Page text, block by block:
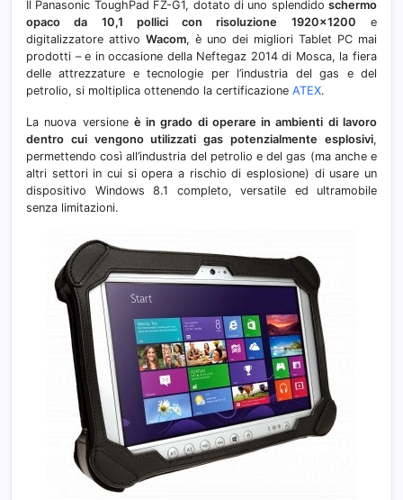
Il Panasonic ToughPad FZ-G1, dotato di uno splendido schermo
opaco da 10,1 pollici con risoluzione 1920×1200 e
digitalizzatore attivo Wacom, è uno dei migliori Tablet PC mai
prodotti – e in occasione della Neftegaz 2014 di Mosca, la fiera
delle attrezzature e tecnologie per l’industria del gas e del
petrolio, si moltiplica ottenendo la certificazione ATEX.
La nuova versione è in grado di operare in ambienti di lavoro
dentro cui vengono utilizzati gas potenzialmente esplosivi,
permettendo così all’industria del petrolio e del gas (ma anche e
altri settori in cui si opera a rischio di esplosione) di usare un
dispositivo Windows 8.1 completo, versatile ed ultramobile
senza limitazioni.